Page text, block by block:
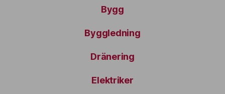
Bygg
Byggledning
Dränering
Elektriker